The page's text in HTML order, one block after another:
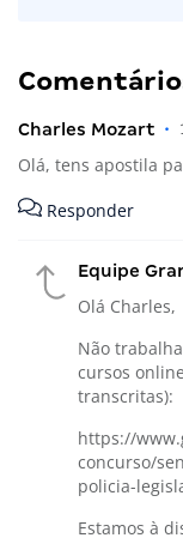
Charles Mozart •
Olá, tens apostila
Responder
Equipe
Olá Charles,
Não
cursos
transcritas):
https://
concurso/
policia-
Estamos à